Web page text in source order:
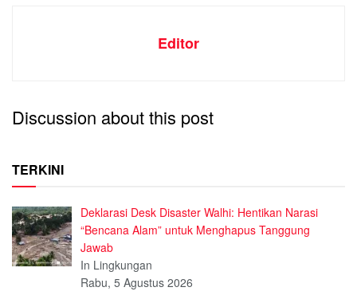
Editor
Discussion about this post
TERKINI
Deklarasi Desk Disaster Walhi: Hentikan Narasi
“Bencana Alam” untuk Menghapus Tanggung
Jawab
In Lingkungan
Rabu, 5 Agustus 2026